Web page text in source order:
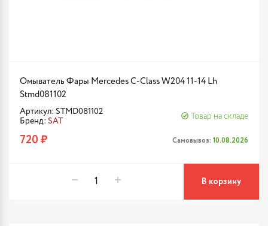
Омыватель Фары Mercedes C-Class W204 11-14 Lh
Stmd081102
Артикул: STMD081102
Бренд: SAT
Товар на складе
720 ₽ Самовывоз: 10.08.2026
В корзину